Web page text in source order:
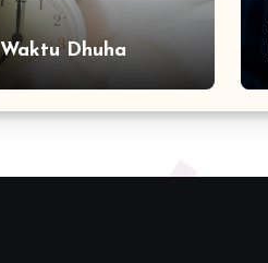
Dhuha